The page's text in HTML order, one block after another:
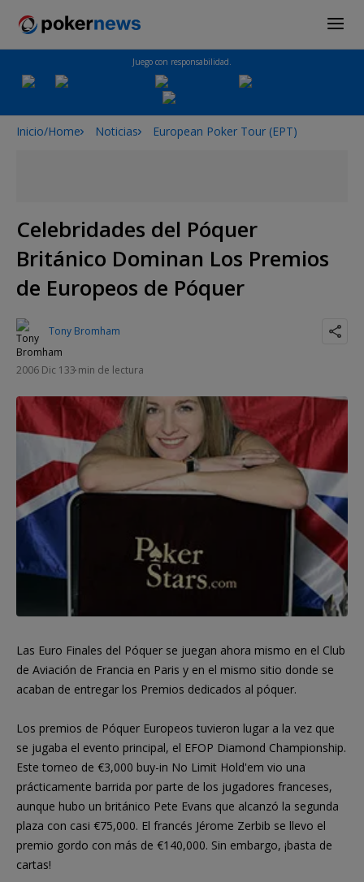
Juego con responsabilidad.
Inicio/Home Noticias European Poker Tour (EPT)
Celebridades del Póquer
Británico Dominan Los Premios
de Europeos de Póquer
Tony Bromham
2006 Dic 133 min de lectura
Las Euro Finales del Póquer se juegan ahora mismo en el Club
de Aviación de Francia en Paris y en el mismo sitio donde se
acaban de entregar los Premios dedicados al póquer.
Los premios de Póquer Europeos tuvieron lugar a la vez que
se jugaba el evento principal, el EFOP Diamond Championship.
Este torneo de €3,000 buy-in No Limit Hold'em vio una
prácticamente barrida por parte de los jugadores franceses,
aunque hubo un británico Pete Evans que alcanzó la segunda
plaza con casi €75,000. El francés Jérome Zerbib se llevo el
premio gordo con más de €140,000. Sin embargo, ¡basta de
cartas!